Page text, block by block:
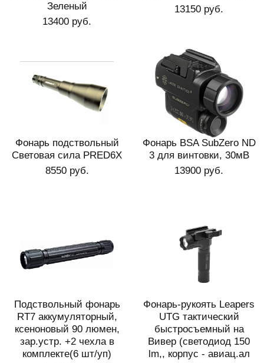
Зеленый
13400 руб.
13150 руб.
Фонарь подствольный
Световая сила PRED6X
8550 руб.
Фонарь BSA SubZero ND
3 для винтовки, 30мВ
13900 руб.
Подствольный фонарь
RT7 аккумуляторный,
ксеноновый 90 люмен,
зар.устр. +2 чехла в
комплекте(6 шт/уп)
Фонарь-рукоять Leapers
UTG тактический
быстросъемный на
Вивер (светодиод 150
lm,, корпус - авиац.ал